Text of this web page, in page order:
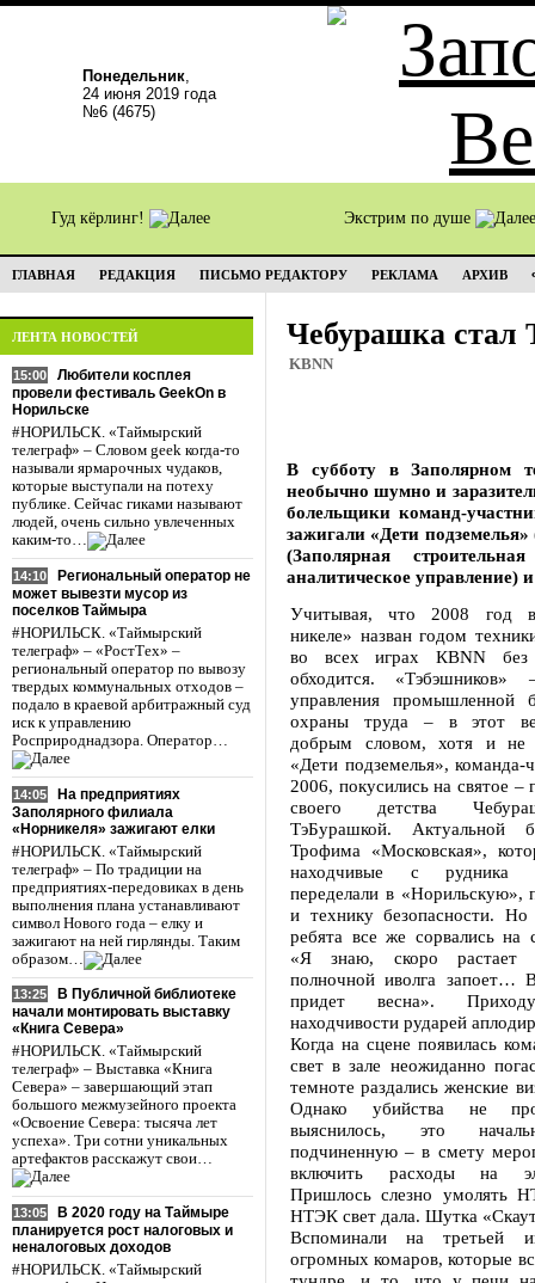
Понедельник,
24 июня 2019 года
№6 (4675)
Гуд кёрлинг! Экстрим по душе
ГЛАВНАЯ РЕДАКЦИЯ ПИСЬМО РЕДАКТОРУ РЕКЛАМА АРХИВ
ЛЕНТА НОВОСТЕЙ
15:00
Любители косплея
провели фестиваль GeekOn в
Норильске
#НОРИЛЬСК. «Таймырский
телеграф» – Словом geek когда-то
называли ярмарочных чудаков,
которые выступали на потеху
публике. Сейчас гиками называют
людей, очень сильно увлеченных
каким-то…
14:10
Региональный оператор не
может вывезти мусор из
поселков Таймыра
#НОРИЛЬСК. «Таймырский
телеграф» – «РостТех» –
региональный оператор по вывозу
твердых коммунальных отходов –
подало в краевой арбитражный суд
иск к управлению
Росприроднадзора. Оператор…
14:05
На предприятиях
Заполярного филиала
«Норникеля» зажигают елки
#НОРИЛЬСК. «Таймырский
телеграф» – По традиции на
предприятиях-передовиках в день
выполнения плана устанавливают
символ Нового года – елку и
зажигают на ней гирлянды. Таким
образом…
13:25
В Публичной библиотеке
начали монтировать выставку
«Книга Севера»
#НОРИЛЬСК. «Таймырский
телеграф» – Выставка «Книга
Севера» – завершающий этап
большого межмузейного проекта
«Освоение Севера: тысяча лет
успеха». Три сотни уникальных
артефактов расскажут свои…
13:05
В 2020 году на Таймыре
планируется рост налоговых и
неналоговых доходов
#НОРИЛЬСК. «Таймырский
Чебурашка стал
KBNN
В субботу в Заполярном
необычно шумно и
болельщики команд-
зажигали «Дети
(Заполярная
аналитическое
Учитывая, что 2008 год
никеле» назван годом
во всех играх КВNN
обходится. «Тэбэшников»
управления промышленной
охраны труда – в этот
добрым словом, хотя и не
«Дети подземелья»,
2006, покусились на святое –
своего детства
ТэБурашкой. Актуальной
Трофима «Московская»,
находчивые с рудника
переделали в «Норильскую»,
и технику безопасности.
ребята все же сорвались на
«Я знаю, скоро
полночной иволга запоет…
придет весна».
находчивости рударей
Когда на сцене появилась
свет в зале неожиданно
темноте раздались женские
Однако убийства не
выяснилось, это
подчиненную – в смету
включить расходы на
Пришлось слезно умолять
НТЭК свет дала. Шутка
Вспоминали на третьей
огромных комаров, которые